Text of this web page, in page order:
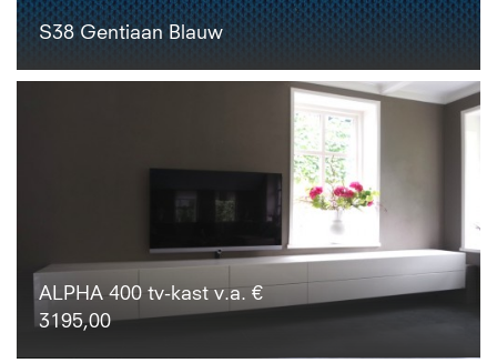
S38 Gentiaan Blauw
ALPHA 400 tv-kast v.a. €
3195,00